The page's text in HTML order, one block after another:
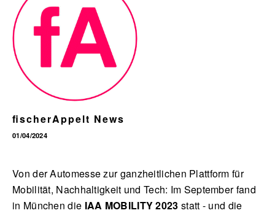
Kontakt
English
fischerAppelt News
01/04/2024
Von der Automesse zur ganzheitlichen Plattform für
Mobilität, Nachhaltigkeit und Tech: Im September fand
in München die IAA MOBILITY 2023 statt - und die